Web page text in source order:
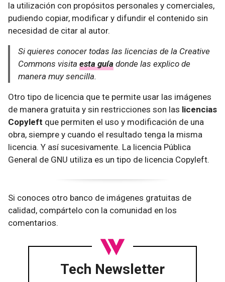
la utilización con propósitos personales y comerciales,
pudiendo copiar, modificar y difundir el contenido sin
necesidad de citar al autor.
Si quieres conocer todas las licencias de la Creative
Commons visita esta guía donde las explico de
manera muy sencilla.
Otro tipo de licencia que te permite usar las imágenes
de manera gratuita y sin restricciones son las licencias
Copyleft que permiten el uso y modificación de una
obra, siempre y cuando el resultado tenga la misma
licencia. Y así sucesivamente. La licencia Pública
General de GNU utiliza es un tipo de licencia Copyleft.
Si conoces otro banco de imágenes gratuitas de
calidad, compártelo con la comunidad en los
comentarios.
Tech Newsletter